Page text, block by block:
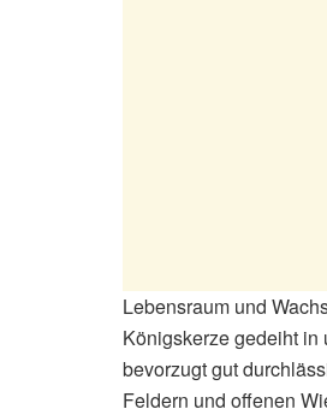
Lebensraum und
Königskerze gedeiht
bevorzugt gut
Feldern und offenen